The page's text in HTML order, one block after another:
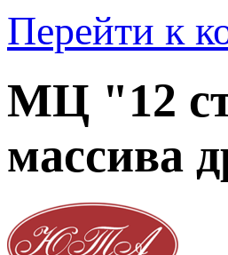
Перейти к
МЦ "12
массива